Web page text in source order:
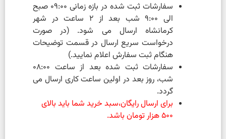
سفارشات ثبت شده در بازه زمانی 09:00 صبح
الی 9:00 شب بعد از 2 ساعت در شهر
کرمانشاه ارسال می شود. (در صورت
درخواست سریع ارسال در قسمت توضیحات
هنگام ثبت سفارش اعلام نمایید.)
سفارشات ثبت شده بعد از ساعت 08:00
شب، روز بعد در اولین ساعت کاری ارسال می
گردد.
برای ارسال رایگان،سبد خرید شما باید بالای
500 هزار تومان باشد.